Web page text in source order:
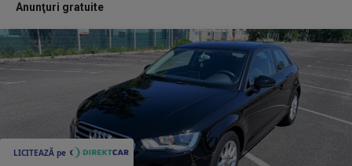
Anunţuri gratuite